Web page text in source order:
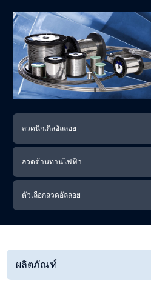
ลวดนิกเกิลอัลลอย
ลวดต้านทานไฟฟ้า
ตัวเลือกลวดอัลลอย
ผลิตภัณฑ์